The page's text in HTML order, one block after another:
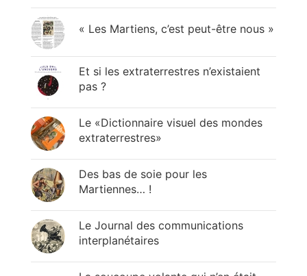
« Les Martiens, c’est peut-être nous »
Et si les extraterrestres n’existaient
pas ?
Le «Dictionnaire visuel des mondes
extraterrestres»
Des bas de soie pour les
Martiennes… !
Le Journal des communications
interplanétaires